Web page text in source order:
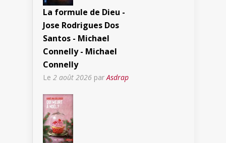
La formule de Dieu -
Jose Rodrigues Dos
Santos - Michael
Connelly - Michael
Connelly
Le 2 août 2026 parAsdrap